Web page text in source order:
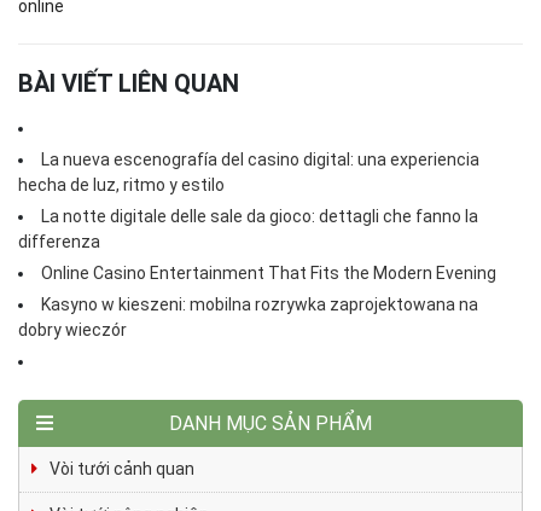
online
BÀI VIẾT LIÊN QUAN
La nueva escenografía del casino digital: una experiencia
hecha de luz, ritmo y estilo
La notte digitale delle sale da gioco: dettagli che fanno la
differenza
Online Casino Entertainment That Fits the Modern Evening
Kasyno w kieszeni: mobilna rozrywka zaprojektowana na
dobry wieczór
DANH MỤC SẢN PHẨM
Vòi tưới cảnh quan